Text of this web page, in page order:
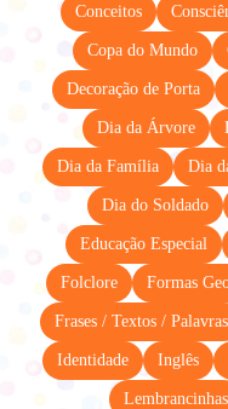
Conceitos
Copa do Mundo
Decoração de Porta
Dia da Árvore
Dia da Família Dia
Dia do Soldado
Educação Especial
Folclore Formas
Frases / Textos / Palavras
Identidade Inglês
Lembrancinhas